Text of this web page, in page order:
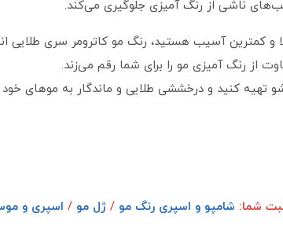
ناشی از رنگ آمیزی جلوگیری می‌کند.
و کمترین آسیب هستید، رنگ مو کاترومر سری طلایی
از رنگ آمیزی مو را برای شما رقم می‌زند.
تهیه کنید و درخششی طلایی و ماندگار به موهای
شما: شامپو و اسپری رنگ مو / ژل مو / اسپری و